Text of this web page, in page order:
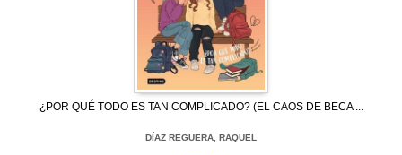
¿POR QUÉ TODO ES TAN COMPLICADO? (EL CAOS DE BECA ...
DÍAZ REGUERA, RAQUEL